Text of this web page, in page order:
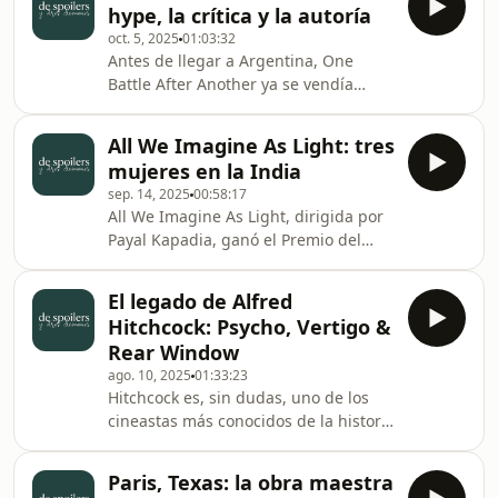
nacido a partir de dos convicciones:
que el cine podía hablar con su
propio lenguaje y que el director era
el verdadero autor de la película. En
este episodio, exploramos cómo nació
esa revolución, cuáles eran sus ideas
hype, la crítica y la autoría
oct. 5, 2025 01:03:32
Antes de llegar a Argentina, One
Battle After Another ya se vendía
hype?En este episodio, más que
hablar de la película en sí, nos
surgieron preguntas más
amplias: ¿Qué pasa cuando todos
dicen amar una película? ¿Qué nos
dice esa unanimidad sobre la obra? ¿Y
qué se pierde en el debate cuando
todas las críticas son positivas?Se
All We Imagine As Light: tres
mujeres en la India
sep. 14, 2025 00:58:17
All We Imagine As Light, dirigida por
Payal Kapadia, ganó el Premio del
los cines de Argentina. Con una
fotografía tan poética como
documental, trae al frente la
experiencia femenina en la India a
través de tres mujeres de distintas
generaciones que se enfrentan, de
distinta forma, a los mandatos de su
cultura. Así, nos recuerda
El legado de Alfred
Hitchcock: Psycho, Vertigo &
Rear Window
ago. 10, 2025 01:33:23
Hitchcock es, sin dudas, uno de los
cineastas más conocidos de la historia
el género del suspenso como ningún
Paris, Texas: la obra maestra